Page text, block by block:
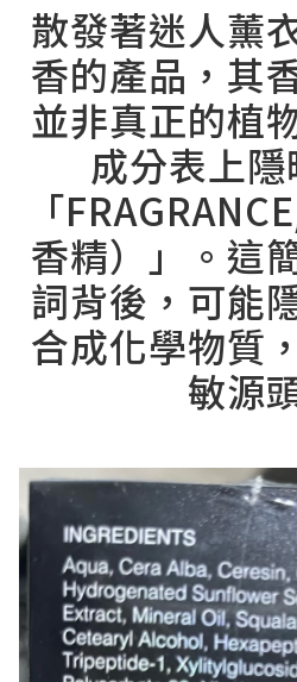
散發著迷人薰
香的產品，其
並非真正的植
成分表上
「
香精）」。這
詞背後，可能
合成化學物質
敏源